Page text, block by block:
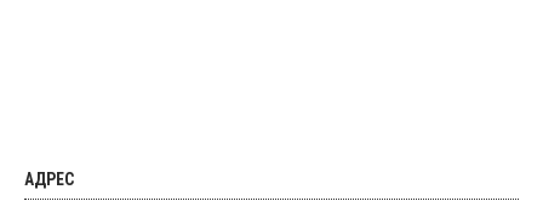
АДРЕС